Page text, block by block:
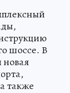
шоссе. В
новая
также